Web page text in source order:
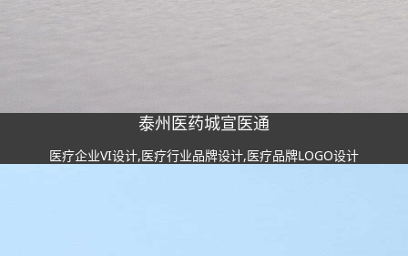
泰州医药城宣医通
医疗企业VI设计,医疗行业品牌设计,医疗品牌LOGO设计